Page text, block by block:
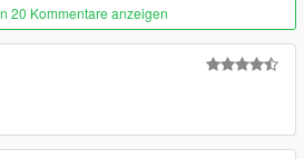
20 Kommentare anzeigen